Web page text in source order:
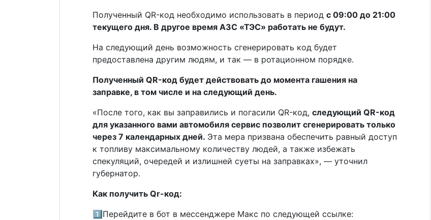
Полученный QR-код необходимо использовать в период с 09:00 до 21:00
текущего дня. В другое время АЗС «ТЭС» работать не будут.
На следующий день возможность сгенерировать код будет
предоставлена другим людям, и так — в ротационном порядке.
Полученный QR-код будет действовать до момента гашения на
заправке, в том числе и на следующий день.
«После того, как вы заправились и погасили QR-код, следующий QR-код
для указанного вами автомобиля сервис позволит сгенерировать только
через 7 календарных дней. Эта мера призвана обеспечить равный доступ
к топливу максимальному количеству людей, а также избежать
спекуляций, очередей и излишней суеты на заправках», — уточнил
губернатор.
Как получить Qr-код:
1️⃣Перейдите в бот в мессенджере Макс по следующей ссылке: